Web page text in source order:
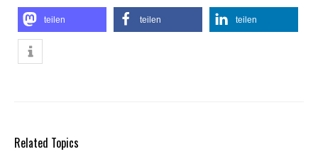
teilen teilen teilen
Related Topics